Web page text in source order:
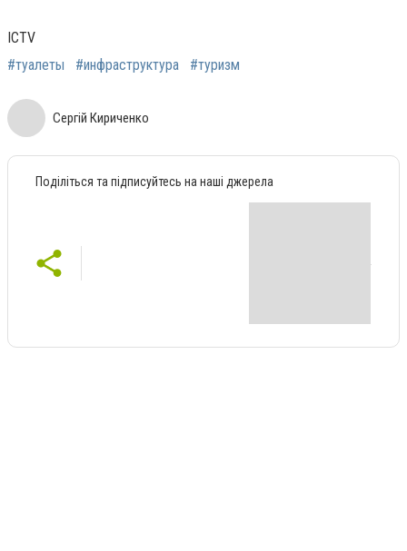
ICTV
#туалеты
#инфраструктура #туризм
Сергій Кириченко
Поділіться та підписуйтесь на наші джерела